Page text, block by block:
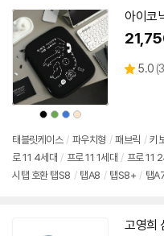
상
품
색
상
상
품
색
상
상
품
상
상
품
색
상
아이코
별
5.0 (
태블릿케이스 / 파우치형 / 패브릭 / 키
로11 4세대 / 프로11 1세대 / 프로11 2
시탭 호환 탭S8 / 탭A8 / 탭S8+ / 탭
고영희